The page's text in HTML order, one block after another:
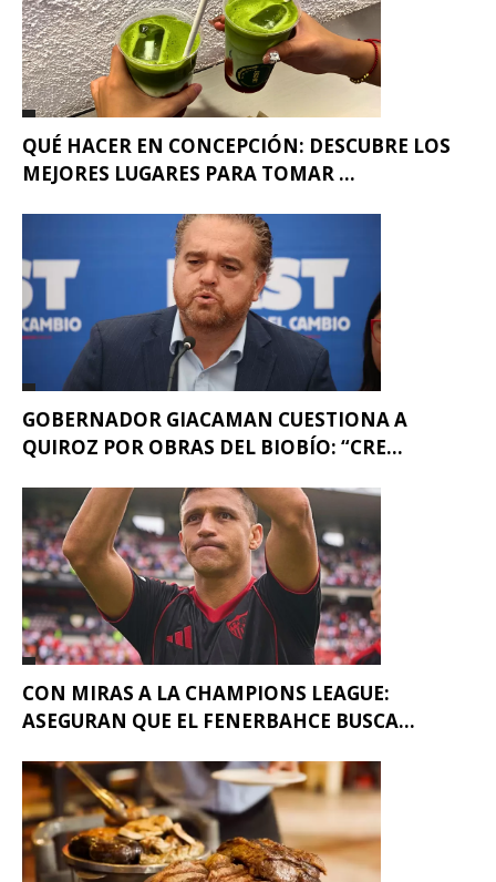
QUÉ HACER EN CONCEPCIÓN: DESCUBRE LOS
MEJORES LUGARES PARA TOMAR ...
GOBERNADOR GIACAMAN CUESTIONA A
QUIROZ POR OBRAS DEL BIOBÍO: “CRE...
CON MIRAS A LA CHAMPIONS LEAGUE:
ASEGURAN QUE EL FENERBAHCE BUSCA...